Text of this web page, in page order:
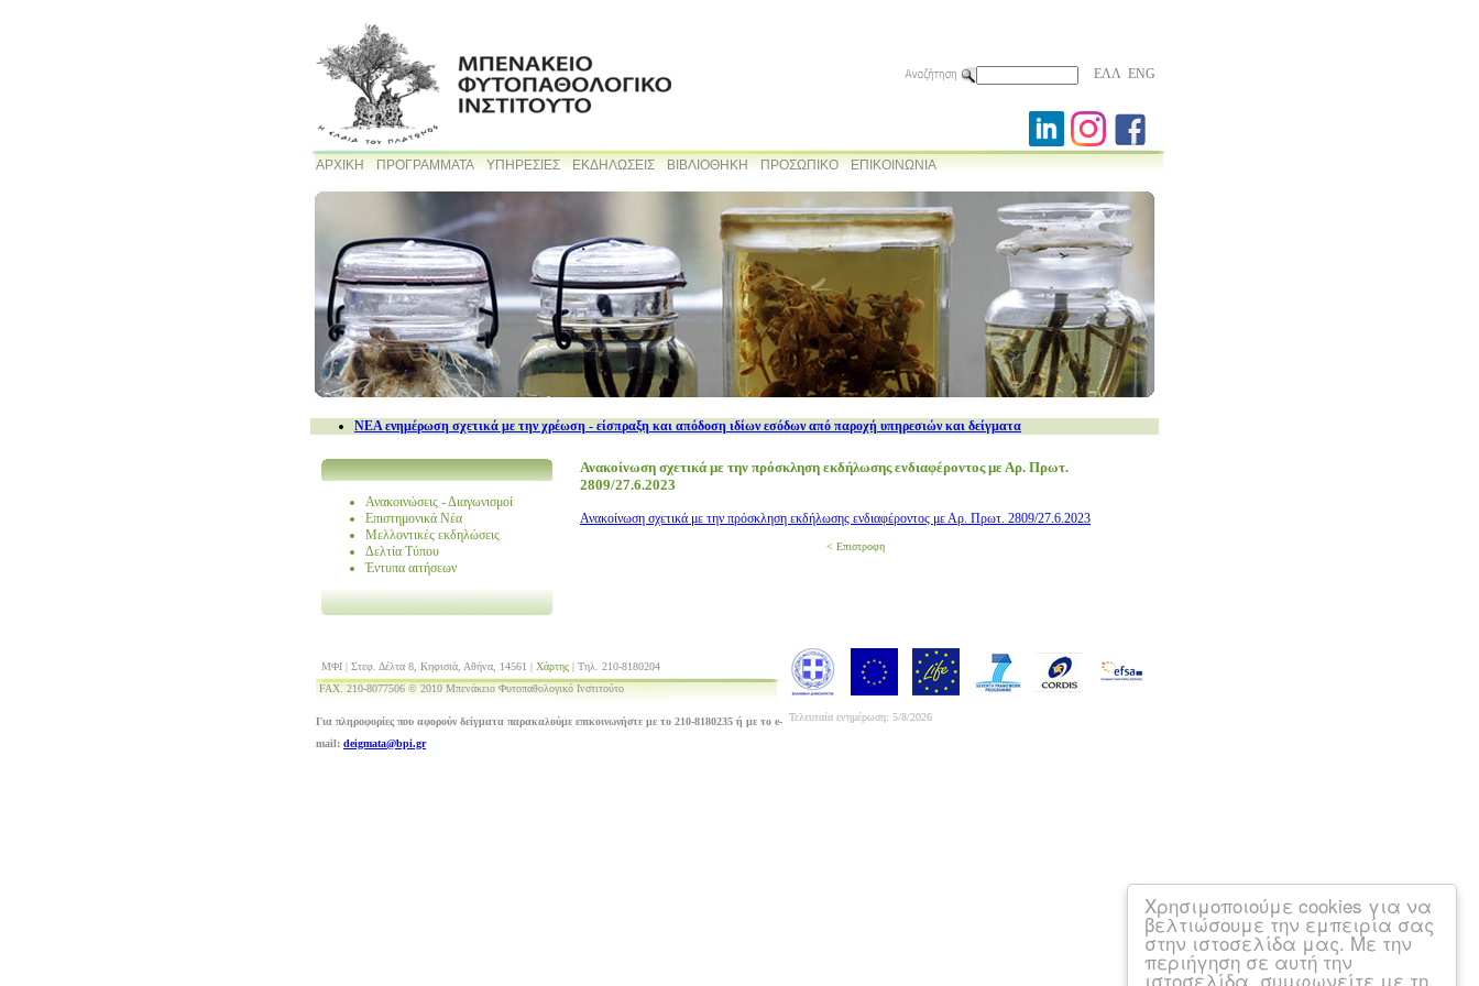
Χρησιμοποιούμε cookies για να
βελτιώσουμε την εμπειρία σας
στην ιστοσελίδα μας. Με την
περιήγηση σε αυτή την
ιστοσελίδα, συμφωνείτε με τη
ΕΛΛ ENG
ΑΡΧΙΚΗ ΠΡΟΓΡΑΜΜΑΤΑ ΥΠΗΡΕΣΙΕΣ ΕΚΔΗΛΩΣΕΙΣ ΒΙΒΛΙΟΘΗΚΗ ΠΡΟΣΩΠΙΚΟ ΕΠΙΚΟΙΝΩΝΙΑ
NEA ενημέρωση σχετικά με την χρέωση - είσπραξη και απόδοση ιδίων εσόδων από παροχή υπηρεσιών και δείγματα
Ανακοινώσεις - Διαγωνισμοί
Επιστημονικά Νέα
Μελλοντικές εκδηλώσεις
Δελτία Τύπου
Έντυπα αιτήσεων
Ανακοίνωση σχετικά με την πρόσκληση εκδήλωσης ενδιαφέροντος με Αρ. Πρωτ.
2809/27.6.2023
Ανακοίνωση σχετικά με την πρόσκληση εκδήλωσης ενδιαφέροντος με Αρ. Πρωτ. 2809/27.6.2023
< Επιστροφη
ΜΦΙ | Στεφ. Δέλτα 8, Κηφισιά, Αθήνα, 14561 | Χάρτης | Τηλ. 210-8180204
FAX. 210-8077506 © 2010 Μπενάκειο Φυτοπαθολογικό Ινστιτούτο
Για πληροφορίες που αφορούν δείγματα παρακαλούμε επικοινωνήστε με το 210-8180235 ή με το e-
mail: deigmata@bpi.gr
Τελευταία ενημέρωση: 5/8/2026